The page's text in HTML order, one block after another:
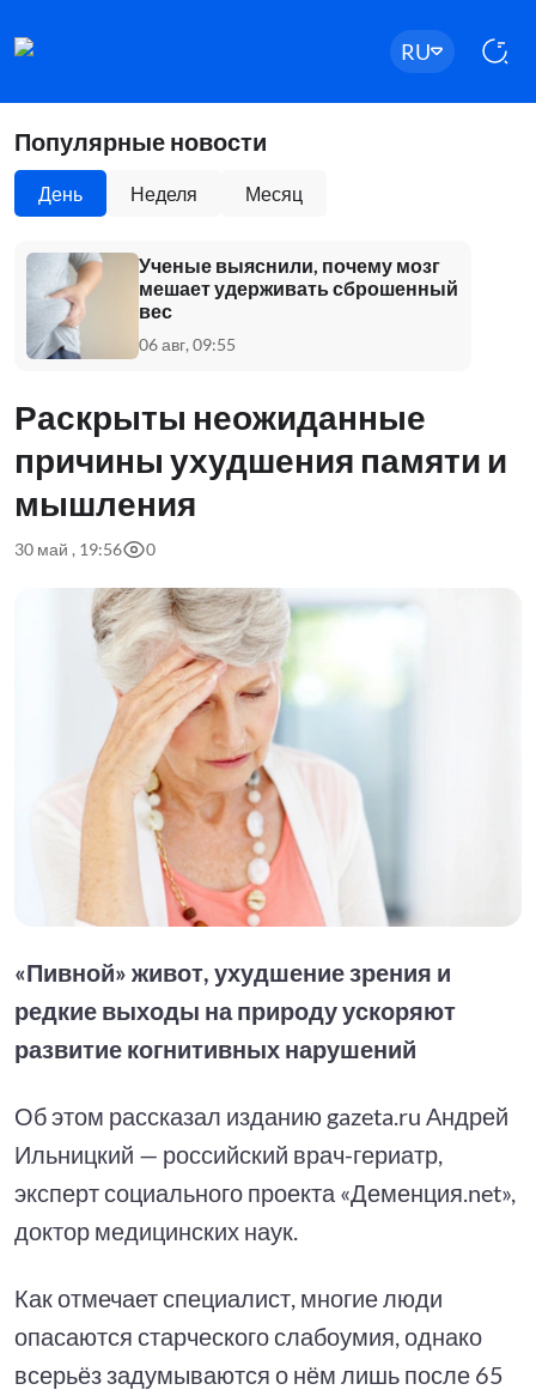
RU
Популярные новости
День Неделя Месяц
Ученые выяснили, почему мозг
мешает удерживать сброшенный
вес
06 авг, 09:55
Раскрыты неожиданные
причины ухудшения памяти и
мышления
30 май , 19:56 0
«Пивной» живот, ухудшение зрения и
редкие выходы на природу ускоряют
развитие когнитивных нарушений
Об этом рассказал изданию gazeta.ru Андрей
Ильницкий — российский врач-гериатр,
эксперт социального проекта «Деменция.net»,
доктор медицинских наук.
Как отмечает специалист, многие люди
опасаются старческого слабоумия, однако
всерьёз задумываются о нём лишь после 65